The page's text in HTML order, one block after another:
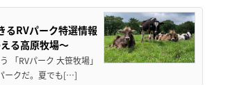
るRVパーク特選情報
る高原牧場～
「RVパーク 大笹牧場」
ークだ。夏でも[…]